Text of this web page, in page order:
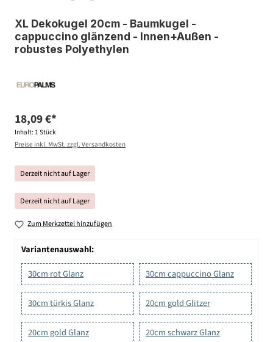
XL Dekokugel 20cm - Baumkugel -
cappuccino glänzend - Innen+Außen -
robustes Polyethylen
18,09 €*
Inhalt: 1 Stück
Preise inkl. MwSt. zzgl. Versandkosten
Derzeit nicht auf Lager
Derzeit nicht auf Lager
Zum Merkzettel hinzufügen
Variantenauswahl:
30cm rot Glanz
30cm cappuccino Glanz
30cm türkis Glanz 20cm gold Glitzer
20cm gold Glanz 20cm schwarz Glanz